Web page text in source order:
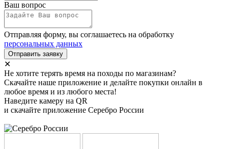
Ваш вопрос
Отправляя форму, вы соглашаетесь на обработку
персональных данных
Отправить заявку
✕
Не хотите терять время на походы по магазинам?
Скачайте наше приложение и делайте покупки онлайн в
любое время и из любого места!
Наведите камеру на QR
и скачайте приложение Серебро России